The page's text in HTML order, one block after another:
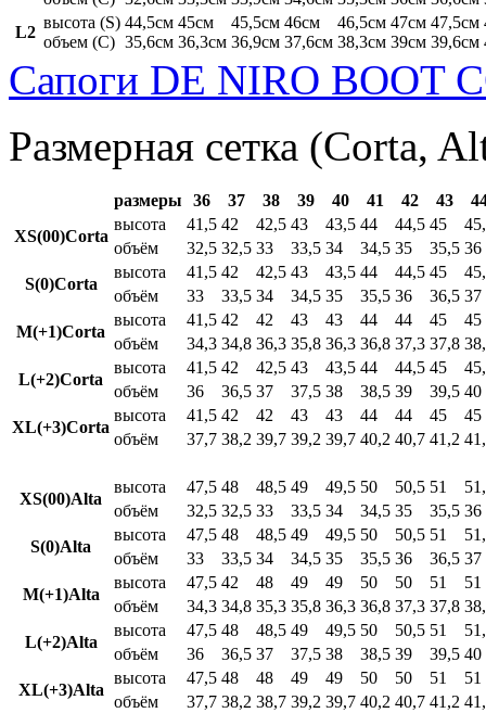
L2
высота (S)
объем (C)
44,5см
35,6см
45см
36,3см
45,5см
36,9см
46см
37,6см
46,5см
38,3см
47см
39см
47,5см
39,6см
Сапоги DE NIRO BOOT
Размерная сетка (Corta,
размеры 36 37 38 39 40 41 42 43
XS(00)Corta
высота 41,5 42 42,5 43 43,5 44 44,5 45
объём
32,5 32,5 33 33,5 34 34,5 35 35,5 36
S(0)Corta
высота 41,5 42 42,5 43 43,5 44 44,5 45
объём
33 33,5 34 34,5 35 35,5 36 36,5 37
M(+1)Corta
высота 41,5 42 42 43 43 44 44 45
45
объём
34,3 34,8 36,3 35,8 36,3 36,8 37,3 37,8
L(+2)Corta
высота 41,5 42 42,5 43 43,5 44 44,5 45
объём
36 36,5 37 37,5 38 38,5 39 39,5 40
XL(+3)Corta
высота 41,5 42 42 43 43 44 44 45
45
объём
37,7 38,2 39,7 39,2 39,7 40,2 40,7 41,2
XS(00)Alta
высота 47,5 48 48,5 49 49,5 50 50,5 51
объём
32,5 32,5 33 33,5 34 34,5 35 35,5 36
S(0)Alta
высота 47,5 48 48,5 49 49,5 50 50,5 51
объём
33 33,5 34 34,5 35 35,5 36 36,5 37
M(+1)Alta
высота 47,5 42 48 49 49 50 50 51
51
объём
34,3 34,8 35,3 35,8 36,3 36,8 37,3 37,8
L(+2)Alta
высота 47,5 48 48,5 49 49,5 50 50,5 51
объём
36 36,5 37 37,5 38 38,5 39 39,5 40
XL(+3)Alta
высота 47,5 48 48 49 49 50 50 51
51
объём
37,7 38,2 38,7 39,2 39,7 40,2 40,7 41,2